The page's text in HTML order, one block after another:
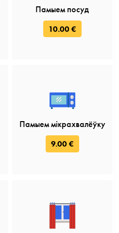
Памыем посуд
10.00 €
Памыем мікрахвалёўку
9.00 €